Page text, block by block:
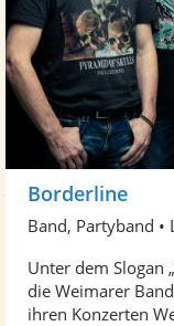
Borderline
Band, Partyband •
Unter dem Slogan
die Weimarer
ihren Konzerten